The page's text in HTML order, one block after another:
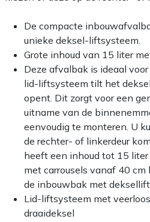
De compacte
unieke deksel-liftsysteem.
Grote inhoud van 15 liter
Deze afvalbak is ideaal
lid-liftsysteem tilt het
opent. Dit zorgt voor een
uitname van de
eenvoudig te monteren. U
de rechter- of linkerdeur
heeft een inhoud tot 15
met carrousels vanaf 40
de inbouwbak met
Lid-liftsysteem met
draaideksel